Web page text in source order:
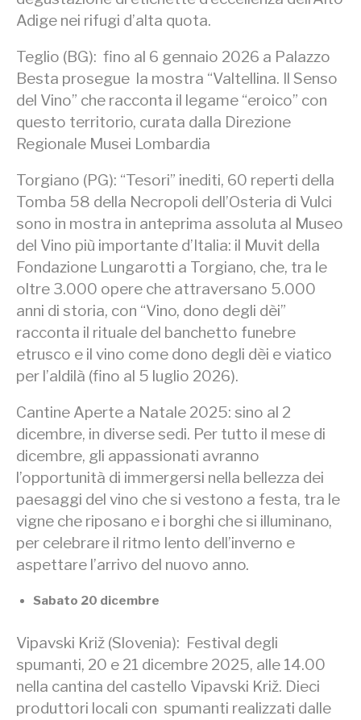
Adige nei rifugi d’alta quota.
Teglio (BG): fino al 6 gennaio 2026 a Palazzo
Besta prosegue la mostra “Valtellina. Il Senso
del Vino” che racconta il legame “eroico” con
questo territorio, curata dalla Direzione
Regionale Musei Lombardia
Torgiano (PG): “Tesori” inediti, 60 reperti della
Tomba 58 della Necropoli dell’Osteria di Vulci
sono in mostra in anteprima assoluta al Museo
del Vino più importante d’Italia: il Muvit della
Fondazione Lungarotti a Torgiano, che, tra le
oltre 3.000 opere che attraversano 5.000
anni di storia, con “Vino, dono degli dèi”
racconta il rituale del banchetto funebre
etrusco e il vino come dono degli dèi e viatico
per l’aldilà (fino al 5 luglio 2026).
Cantine Aperte a Natale 2025: sino al 2
dicembre, in diverse sedi. Per tutto il mese di
dicembre, gli appassionati avranno
l’opportunità di immergersi nella bellezza dei
paesaggi del vino che si vestono a festa, tra le
vigne che riposano e i borghi che si illuminano,
per celebrare il ritmo lento dell’inverno e
aspettare l’arrivo del nuovo anno.
Sabato 20 dicembre
Vipavski Križ (Slovenia): Festival degli
spumanti, 20 e 21 dicembre 2025, alle 14.00
nella cantina del castello Vipavski Križ. Dieci
produttori locali con spumanti realizzati dalle